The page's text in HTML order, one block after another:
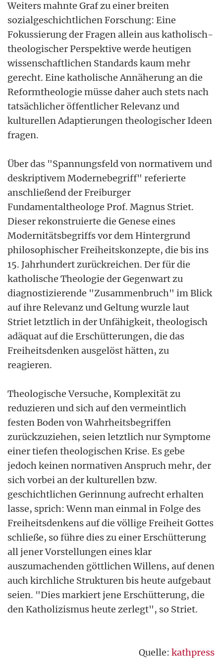
Weiters mahnte Graf zu einer breiten
sozialgeschichtlichen Forschung: Eine
Fokussierung der Fragen allein aus katholisch-
theologischer Perspektive werde heutigen
wissenschaftlichen Standards kaum mehr
gerecht. Eine katholische Annäherung an die
Reformtheologie müsse daher auch stets nach
tatsächlicher öffentlicher Relevanz und
kulturellen Adaptierungen theologischer Ideen
fragen.
Über das "Spannungsfeld von normativem und
deskriptivem Modernebegriff" referierte
anschließend der Freiburger
Fundamentaltheologe Prof. Magnus Striet.
Dieser rekonstruierte die Genese eines
Modernitätsbegriffs vor dem Hintergrund
philosophischer Freiheitskonzepte, die bis ins
15. Jahrhundert zurückreichen. Der für die
katholische Theologie der Gegenwart zu
diagnostizierende "Zusammenbruch" im Blick
auf ihre Relevanz und Geltung wurzle laut
Striet letztlich in der Unfähigkeit, theologisch
adäquat auf die Erschütterungen, die das
Freiheitsdenken ausgelöst hätten, zu
reagieren.
Theologische Versuche, Komplexität zu
reduzieren und sich auf den vermeintlich
festen Boden von Wahrheitsbegriffen
zurückzuziehen, seien letztlich nur Symptome
einer tiefen theologischen Krise. Es gebe
jedoch keinen normativen Anspruch mehr, der
sich vorbei an der kulturellen bzw.
geschichtlichen Gerinnung aufrecht erhalten
lasse, sprich: Wenn man einmal in Folge des
Freiheitsdenkens auf die völlige Freiheit Gottes
schließe, so führe dies zu einer Erschütterung
all jener Vorstellungen eines klar
auszumachenden göttlichen Willens, auf denen
auch kirchliche Strukturen bis heute aufgebaut
seien. "Dies markiert jene Erschütterung, die
den Katholizismus heute zerlegt", so Striet.
Quelle: kathpress